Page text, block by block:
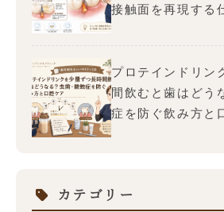
接触面を再現する
プロテインドリン
間飲むと歯はどう
症を防ぐ飲み方と
カテゴリー